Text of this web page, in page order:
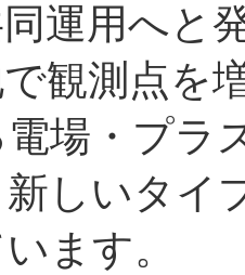
運用へと
観測点を
場・プラ
しいタイ
ます。